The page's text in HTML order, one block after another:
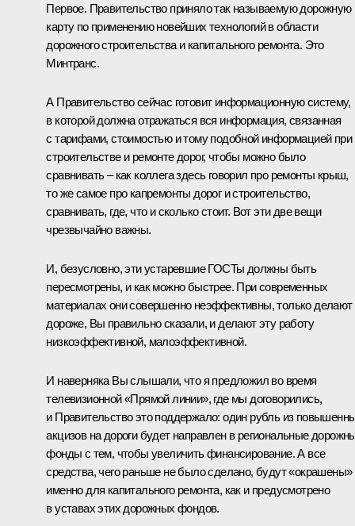
Первое. Правительство приняло так называемую дорожную
карту по применению новейших технологий в области
дорожного строительства и капитального ремонта. Это
Минтранс.
А Правительство сейчас готовит информационную систему,
в которой должна отражаться вся информация, связанная
с тарифами, стоимостью и тому подобной информацией при
строительстве и ремонте дорог, чтобы можно было
сравнивать – как коллега здесь говорил про ремонты крыш,
то же самое про капремонты дорог и строительство,
сравнивать, где, что и сколько стоит. Вот эти две вещи
чрезвычайно важны.
И, безусловно, эти устаревшие ГОСТы должны быть
пересмотрены, и как можно быстрее. При современных
материалах они совершенно неэффективны, только делают
дороже, Вы правильно сказали, и делают эту работу
низкоэффективной, малоэффективной.
И наверняка Вы слышали, что я предложил во время
телевизионной «Прямой линии», где мы договорились,
и Правительство это поддержало: один рубль из
акцизов на дороги будет направлен в региональные
фонды с тем, чтобы увеличить финансирование. А все
средства, чего раньше не было сделано, будут «окрашены»
именно для капитального ремонта, как и предусмотрено
в уставах этих дорожных фондов.